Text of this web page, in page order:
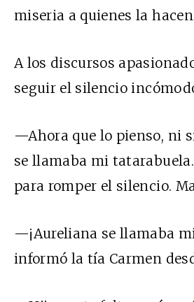
miseria a quienes la
A los discursos
seguir el silencio
—Ahora que lo pienso, ni
se llamaba mi
para romper el silencio.
—¡Aureliana se llamaba
informó la tía Carmen